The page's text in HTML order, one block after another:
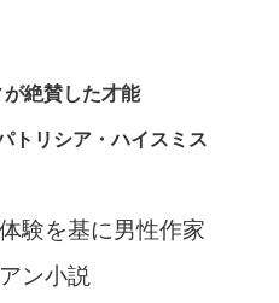
絶賛した才能
トリシア・ハイスミス
験を基に男性作家
ン小説